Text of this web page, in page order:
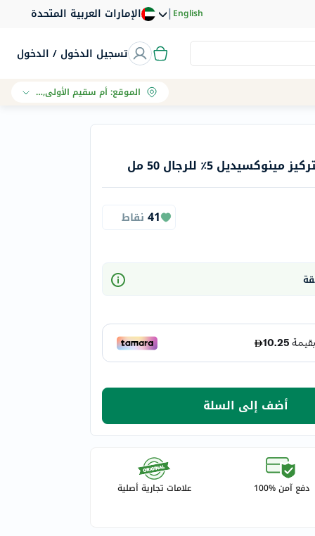
الإمارات العربية المتحدة |English
تسجيل الدخول / الدخول
الموقع:أم سقيم الأولى, دبي
5٪ للرجال 50 مل
41 نقاط
أضف إلى السلة
دفع آمن %100 علامات تجارية أصلية